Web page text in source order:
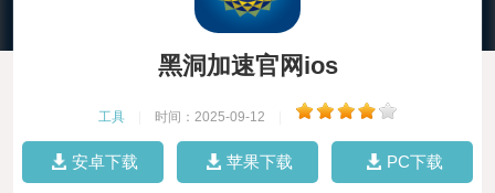
黑洞加速官网ios
工具 时间：2025-09-12
安卓下载 苹果下载 PC下载